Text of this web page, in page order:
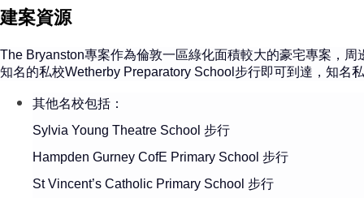
建案資源
The Bryanston專案作為倫敦一區綠化面積較大的豪宅專案，
知名的私校Wetherby Preparatory School步行即可到達，知名
其他名校包括：
Sylvia Young Theatre School 步行
Hampden Gurney CofE Primary School 步行
St Vincent’s Catholic Primary School 步行